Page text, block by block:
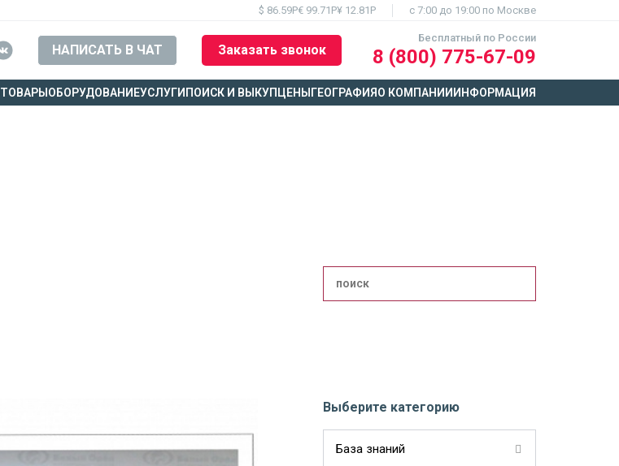
$ 86.59Р€ 99.71Р¥ 12.81Р c 7:00 до 19:00 по Москве
НАПИСАТЬ В ЧАТ Заказать звонок
Бесплатный по России
8 (800) 775-67-09
ТОВАРЫ ОБОРУДОВАНИЕУСЛУГИ ПОИСК И ВЫКУП ЦЕНЫ ГЕОГРАФИЯО КОМПАНИИ ИНФОРМАЦИЯ
Выберите категорию
База знаний